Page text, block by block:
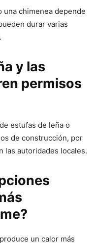
una chimenea depende
durar varias
y las
permisos
estufas de leña o
de construcción, por
las autoridades locales.
un calor más